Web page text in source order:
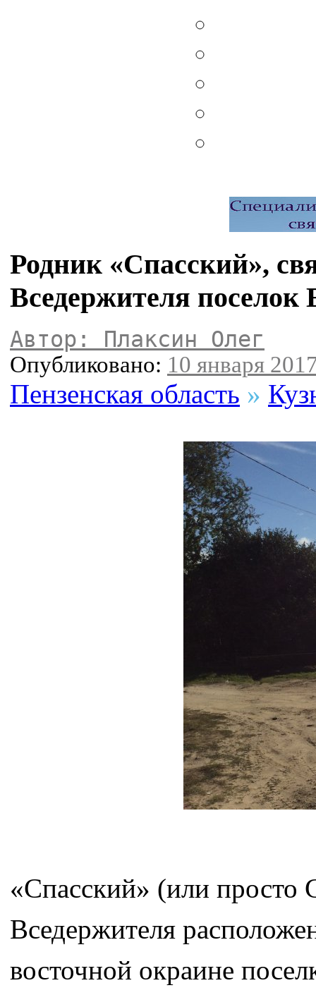
Родник «Спасский»,
Вседержителя поселок
Автор: Плаксин Олег
Опубликовано: 10 января
Пензенская область »
«Спасский» (или просто
Вседержителя
восточной окраине